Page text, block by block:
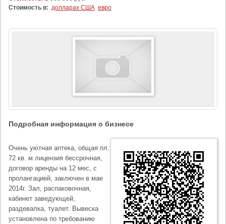
Стоимость в: долларах США евро
Подробная информация о бизнесе
Очень уютная аптека, общая пл.
72 кв. м лицензия бессрочная,
договор аренды на 12 мес, с
пролангацией, заключен в мае
2014г. Зал, распаковочная,
кабинет заведующей,
раздевалка, туалет. Вывеска
установлена по требованию